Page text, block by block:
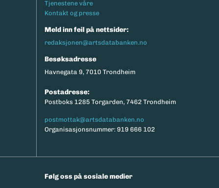
Tjenestene våre
Kontakt og presse
Meld inn feil på nettsider:
redaksjonen@artsdatabanken.no
Besøksadresse
Havnegata 9, 7010 Trondheim
Postadresse:
Postboks 1285 Torgarden, 7462 Trondheim
postmottak@artsdatabanken.no
Organisasjonsnummer: 919 666 102
Følg oss på sosiale medier